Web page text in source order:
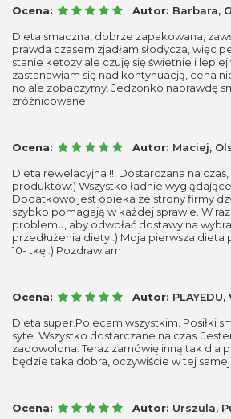
Ocena: Autor: Barbara,
Dieta smaczna, dobrze zapakowana,
prawda czasem zjadłam słodycza, więc
stanie ketozy ale czuję się świetnie i lepiej
zastanawiam się nad kontynuacją, cena
no ale zobaczymy. Jedzonko naprawdę
zróżnicowane.
Ocena: Autor: Maciej,
Dieta rewelacyjna !!! Dostarczana na
produktów:) Wszystko ładnie wyglądające
Dodatkowo jest opieka ze strony firmy
szybko pomagają w każdej sprawie. W
problemu, aby odwołać dostawy na
przedłużenia diety :) Moja pierwsza dieta
10- tkę :) Pozdrawiam
Ocena: Autor:
Dieta super.Polecam wszystkim. Posiłki
syte. Wszystko dostarczane na czas.
zadowolona. Teraz zamówię inną tak dla
będzie taka dobra, oczywiście w tej
Ocena: Autor: Urszula,